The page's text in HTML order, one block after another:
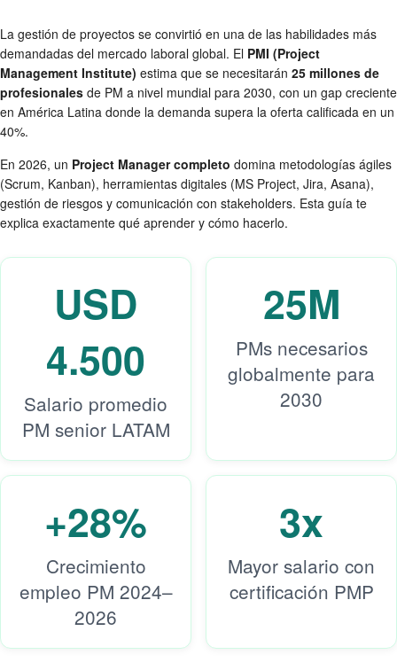
La gestión de proyectos se convirtió en una de las habilidades más
demandadas del mercado laboral global. El PMI (Project
Management Institute) estima que se necesitarán 25 millones de
profesionales de PM a nivel mundial para 2030, con un gap creciente
en América Latina donde la demanda supera la oferta calificada en un
40%.
En 2026, un Project Manager completo domina metodologías ágiles
(Scrum, Kanban), herramientas digitales (MS Project, Jira, Asana),
gestión de riesgos y comunicación con stakeholders. Esta guía te
explica exactamente qué aprender y cómo hacerlo.
USD
4.500
Salario promedio
PM senior LATAM
25M
PMs necesarios
globalmente para
2030
+28%
Crecimiento
empleo PM 2024–
2026
3x
Mayor salario con
certificación PMP